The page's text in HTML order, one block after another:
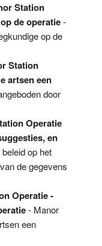
Station
de operatie-
op de
Station
artsen een
door
Operatie
en
op het
de gegevens
Operatie -
- Manor
een